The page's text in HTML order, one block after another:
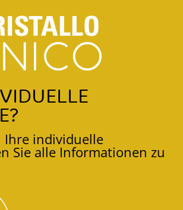
Ihre individuelle
Sie alle Informationen zu